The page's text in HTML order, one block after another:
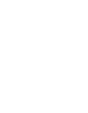
do